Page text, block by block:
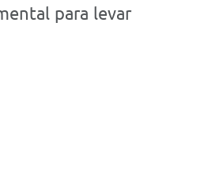
para levar